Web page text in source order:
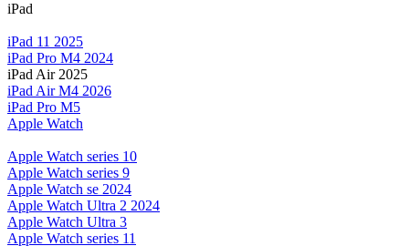
iPad Pro M4 2024
iPad Air 2025
iPad Air M4 2026
iPad Pro M5
Apple Watch
Apple Watch series 9
Apple Watch se 2024
Apple Watch Ultra 2 2024
Apple Watch Ultra 3
Apple Watch series 11
Airpods